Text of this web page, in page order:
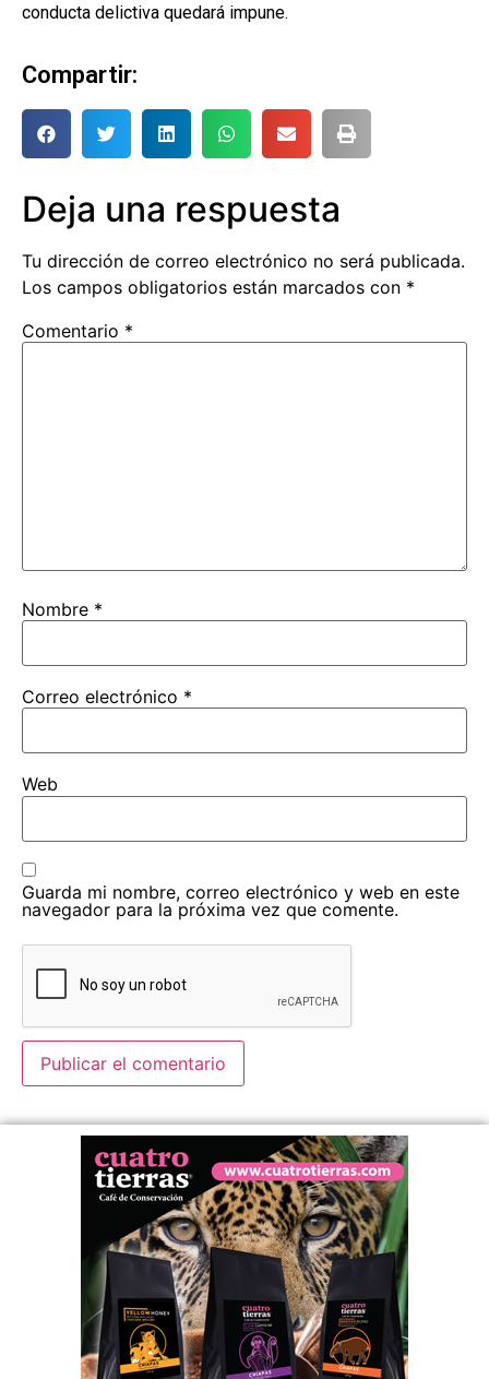
conducta delictiva quedará impune.
Compartir:
Deja una respuesta
Tu dirección de correo electrónico no será publicada.
Los campos obligatorios están marcados con *
Comentario *
Nombre *
Correo electrónico *
Web
Guarda mi nombre, correo electrónico y web en este
navegador para la próxima vez que comente.